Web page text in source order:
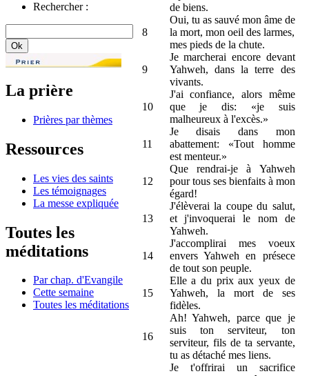
Rechercher :
La prière
Prières par thèmes
Ressources
Les vies des saints
Les témoignages
La messe expliquée
Toutes les
méditations
Par chap. d'Evangile
Cette semaine
Toutes les méditations
de biens.
8
Oui, tu as sauvé mon âme de
la mort, mon oeil des larmes,
mes pieds de la chute.
9
Je marcherai encore devant
Yahweh, dans la terre des
vivants.
10
J'ai confiance, alors même
que je dis: «je suis
malheureux à l'excès.»
11
Je disais dans mon
abattement: «Tout homme
est menteur.»
12
Que rendrai-je à Yahweh
pour tous ses bienfaits à mon
égard!
13
J'élèverai la coupe du salut,
et j'invoquerai le nom de
Yahweh.
14
J'accomplirai mes voeux
envers Yahweh en présece
de tout son peuple.
15
Elle a du prix aux yeux de
Yahweh, la mort de ses
fidèles.
16
Ah! Yahweh, parce que je
suis ton serviteur, ton
serviteur, fils de ta servante,
tu as détaché mes liens.
Je t'offrirai un sacrifice